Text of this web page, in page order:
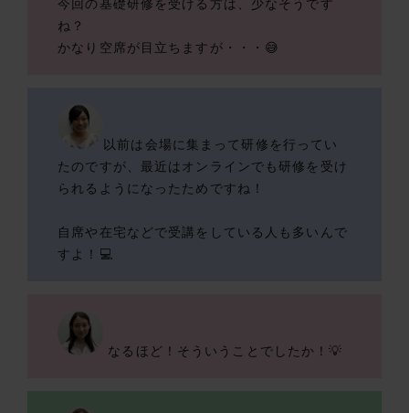
今回の基礎研修を受ける方は、少なそうです
ね？
かなり空席が目立ちますが・・・😅
以前は会場に集まって研修を行ってい
たのですが、最近はオンラインでも研修を受け
られるようになったためですね！
自席や在宅などで受講をしている人も多いんで
すよ！💻
なるほど！そういうことでしたか！💡